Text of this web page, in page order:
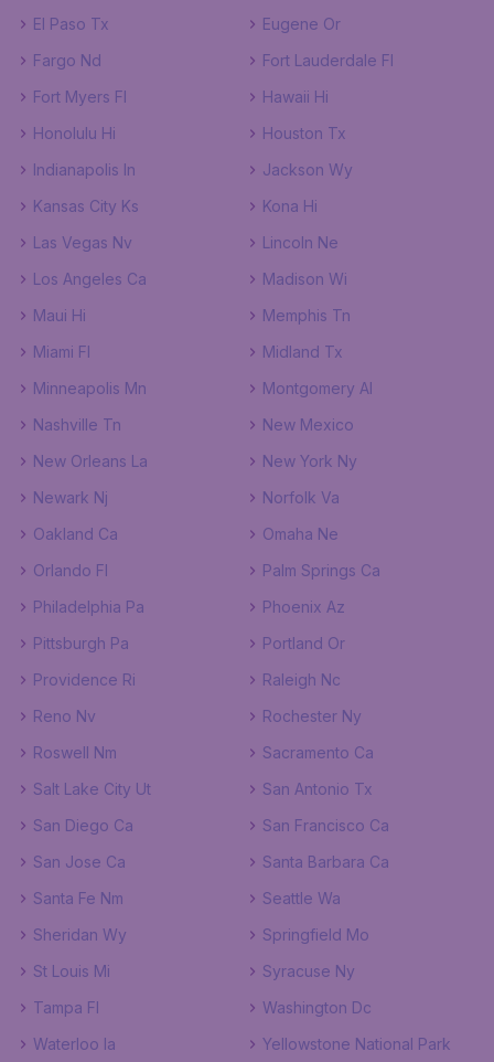
El Paso Tx
Eugene Or
Fargo Nd
Fort Lauderdale Fl
Fort Myers Fl
Hawaii Hi
Honolulu Hi
Houston Tx
Indianapolis In
Jackson Wy
Kansas City Ks
Kona Hi
Las Vegas Nv
Lincoln Ne
Los Angeles Ca
Madison Wi
Maui Hi
Memphis Tn
Miami Fl
Midland Tx
Minneapolis Mn
Montgomery Al
Nashville Tn
New Mexico
New Orleans La
New York Ny
Newark Nj
Norfolk Va
Oakland Ca
Omaha Ne
Orlando Fl
Palm Springs Ca
Philadelphia Pa
Phoenix Az
Pittsburgh Pa
Portland Or
Providence Ri
Raleigh Nc
Reno Nv
Rochester Ny
Roswell Nm
Sacramento Ca
Salt Lake City Ut
San Antonio Tx
San Diego Ca
San Francisco Ca
San Jose Ca
Santa Barbara Ca
Santa Fe Nm
Seattle Wa
Sheridan Wy
Springfield Mo
St Louis Mi
Syracuse Ny
Tampa Fl
Washington Dc
Waterloo Ia
Yellowstone National Park